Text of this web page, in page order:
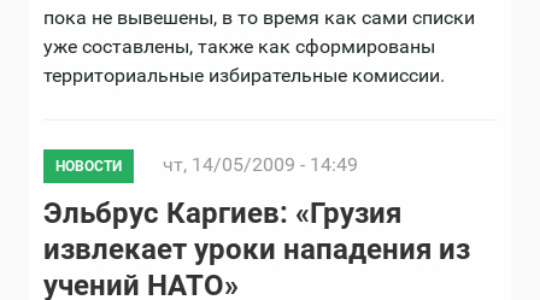
пока не вывешены, в то время как сами списки
уже составлены, также как сформированы
территориальные избирательные комиссии.
НОВОСТИ чт, 14/05/2009 - 14:49
Эльбрус Каргиев: «Грузия
извлекает уроки нападения из
учений НАТО»